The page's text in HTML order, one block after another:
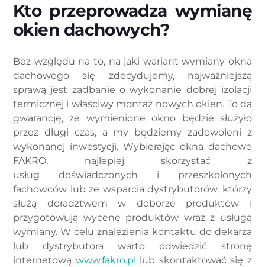
Kto przeprowadza wymianę
okien dachowych?
Bez względu na to, na jaki wariant wymiany okna
dachowego się zdecydujemy, najważniejszą
sprawą jest zadbanie o wykonanie dobrej izolacji
termicznej i właściwy montaż nowych okien. To da
gwarancję, że wymienione okno będzie służyło
przez długi czas, a my będziemy zadowoleni z
wykonanej inwestycji. Wybierając okna dachowe
FAKRO, najlepiej skorzystać z
usług doświadczonych i przeszkolonych
fachowców lub ze wsparcia dystrybutorów, którzy
służą doradztwem w doborze produktów i
przygotowują wycenę produktów wraz z usługą
wymiany. W celu znalezienia kontaktu do dekarza
lub dystrybutora warto odwiedzić stronę
internetową www.fakro.pl
lub skontaktować się z